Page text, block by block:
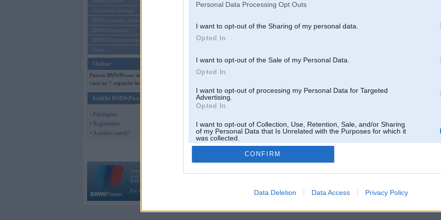
Personal Data Processing Opt Outs
I want to opt-out of the Sharing of my personal data.
Opted In
I want to opt-out of the Sale of my Personal Data.
Opted In
I want to opt-out of processing my Personal Data for Targeted
Advertising.
Opted In
I want to opt-out of Collection, Use, Retention, Sale, and/or Sharing
of my Personal Data that Is Unrelated with the Purposes for which it
was collected.
Opted Out
CONFIRM
Data Deletion Data Access Privacy Policy
Sērijveida tūnings
BMW pasaules jaunumi
BMW koncepti
BMW konkurentu jaunumi
Moto
Online
Pašreiz BMWPower skatās 133
viesi un 7 reģistrēti lietotāji.
Ienākt BMWPower
• Pieslēgties
• Reģistrēties
• Aizmirsi paroli?
Vortāls BMWPower.lv darbojas
kopš 2002. gada 14. maija. Tas nav auto klubs un nav saistīts ar
BMW AG.
Par BMWPower